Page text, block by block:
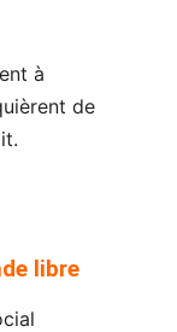
à
de
libre